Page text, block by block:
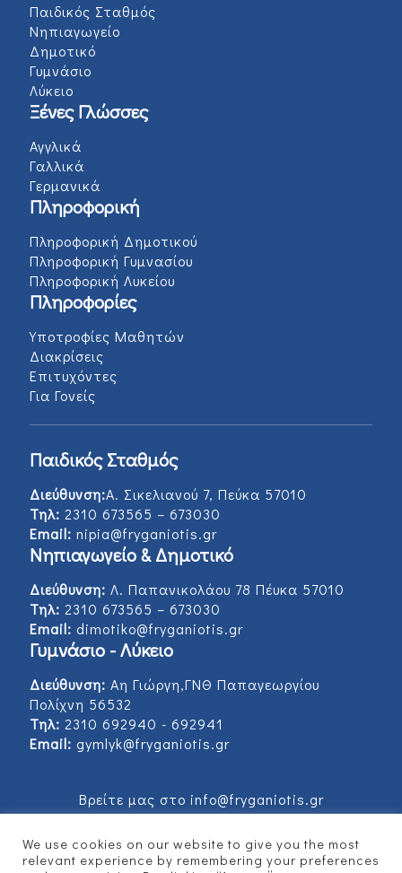
Παιδικός Σταθμός
Νηπιαγωγείο
Δημοτικό
Γυμνάσιο
Λύκειο
Ξένες Γλώσσες
Αγγλικά
Γαλλικά
Γερμανικά
Πληροφορική
Πληροφορική Δημοτικού
Πληροφορική Γυμνασίου
Πληροφορική Λυκείου
Πληροφορίες
Υποτροφίες Μαθητών
Διακρίσεις
Επιτυχόντες
Για Γονείς
Παιδικός Σταθμός
Διεύθυνση:Α. Σικελιανού 7, Πεύκα 57010
Τηλ: 2310 673565 – 673030
Email: nipia@fryganiotis.gr
Νηπιαγωγείο & Δημοτικό
Διεύθυνση: Λ. Παπανικολάου 78 Πέυκα 57010
Τηλ: 2310 673565 – 673030
Email: dimotiko@fryganiotis.gr
Γυμνάσιο - Λύκειο
Διεύθυνση: Αη Γιώργη,ΓΝΘ Παπαγεωργίου
Πολίχνη 56532
Τηλ: 2310 692940 - 692941
Email: gymlyk@fryganiotis.gr
Βρείτε μας στο info@fryganiotis.gr
We use cookies on our website to give you the most
relevant experience by remembering your preferences